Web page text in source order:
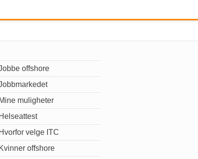
offshore
Mine muligheter
Helseattest
Hvorfor velge ITC
Kvinner offshore